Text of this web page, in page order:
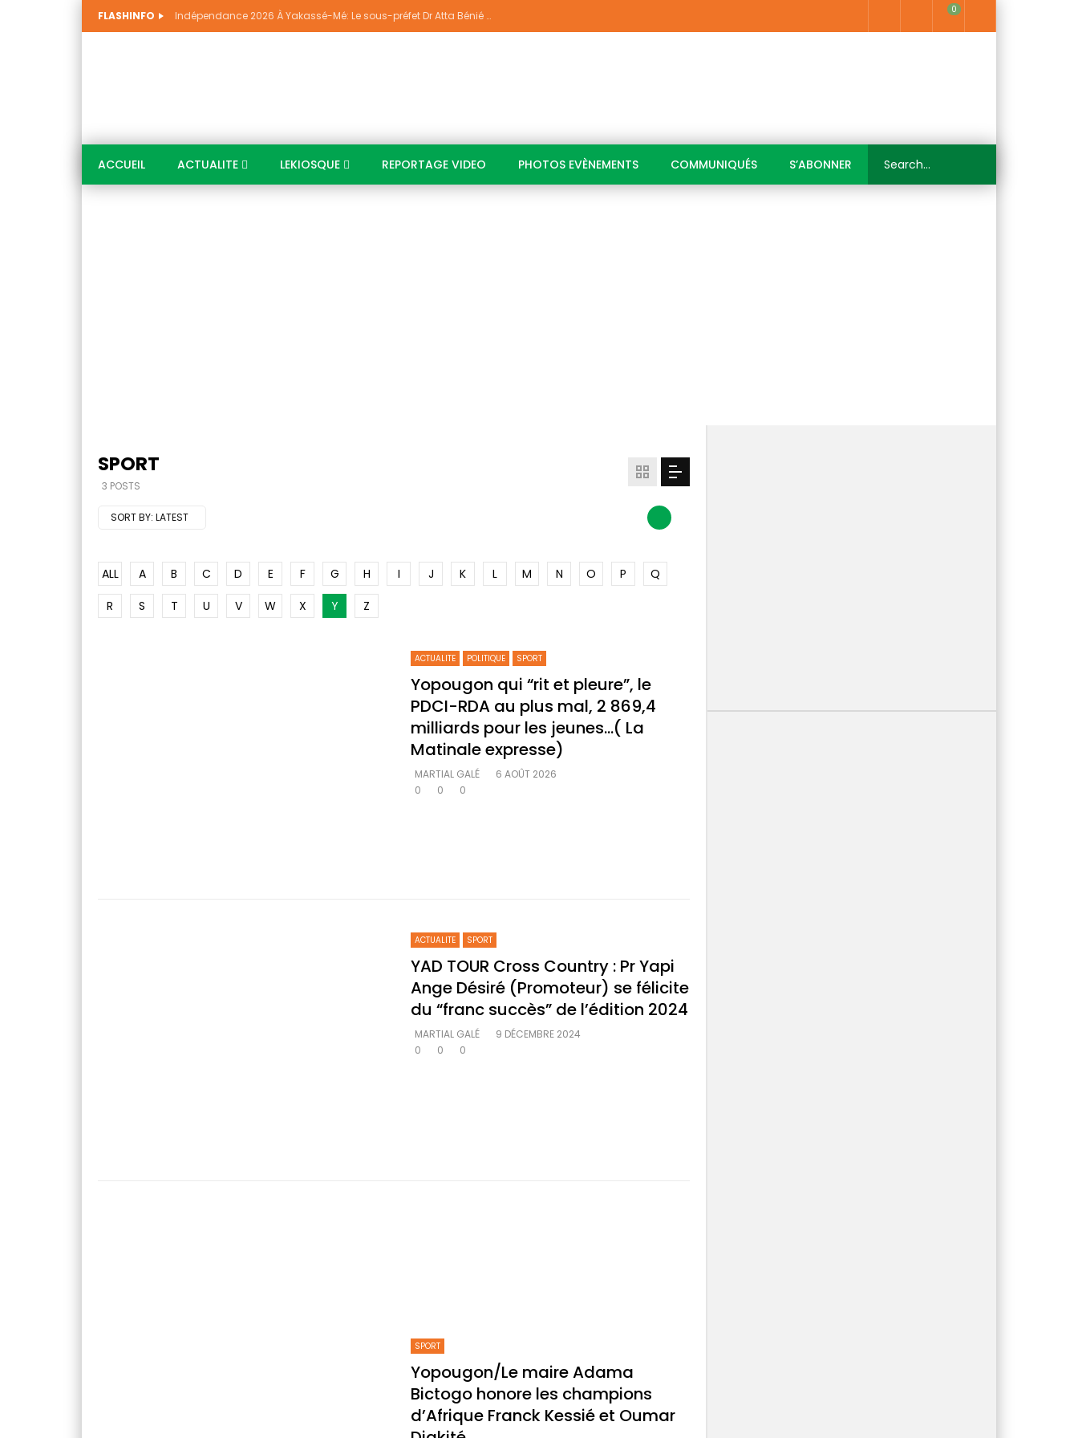
FLASHINFO Indépendance 2026 À Yakassé-Mé: Le sous-préfet Dr Atta Bénié Amédé appelle à l’unité, à la sécurité et au développement 0
ACCUEIL ACTUALITE LEKIOSQUE REPORTAGE VIDEO PHOTOS EVÈNEMENTS COMMUNIQUÉS S’ABONNER
SPORT
3 POSTS
SORT BY: LATEST
ALL A B C D E F G H I J K L M N O P
Q
R
S T U V W X Y Z
ACTUALITE POLITIQUE SPORT
Yopougon qui “rit et pleure”, le
PDCI-RDA au plus mal, 2 869,4
milliards pour les jeunes…( La
Matinale expresse)
MARTIAL GALÉ
6 AOÛT 2026
0
0 0
ACTUALITE SPORT
YAD TOUR Cross Country : Pr Yapi
Ange Désiré (Promoteur) se félicite
du “franc succès” de l’édition 2024
MARTIAL GALÉ
9 DÉCEMBRE 2024
0
0 0
SPORT
Yopougon/Le maire Adama
Bictogo honore les champions
d’Afrique Franck Kessié et Oumar